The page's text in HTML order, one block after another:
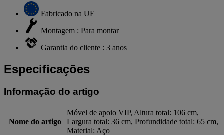
Fabricado na UE
Montagem : Para montar
Garantia do cliente : 3 anos
Especificações
Informação do artigo
Nome do artigo
Móvel de apoio VIP, Altura total: 106 cm,
Largura total: 36 cm, Profundidade total: 65 cm,
Material: Aço